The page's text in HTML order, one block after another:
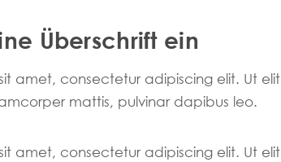
Überschrift ein
amet, consectetur adipiscing elit. Ut elit
mattis, pulvinar dapibus leo.
amet, consectetur adipiscing elit. Ut elit